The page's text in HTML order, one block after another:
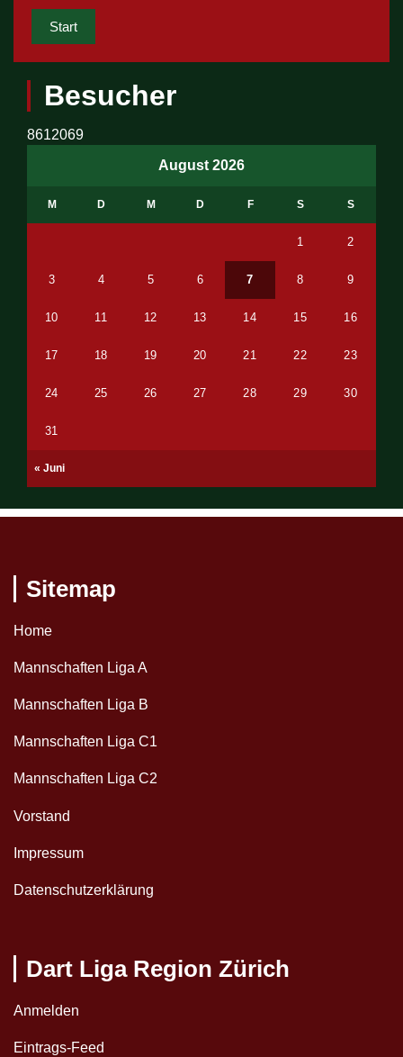
Start
Besucher
8612069
August 2026
M D M D F S S
« Juni
1 2
3 4 5 6 7 8 9
10 11 12 13 14 15 16
17 18 19 20 21 22 23
24 25 26 27 28 29 30
31
Sitemap
Home
Mannschaften Liga A
Mannschaften Liga B
Mannschaften Liga C1
Mannschaften Liga C2
Vorstand
Impressum
Datenschutzerklärung
Dart Liga Region Zürich
Anmelden
Eintrags-Feed